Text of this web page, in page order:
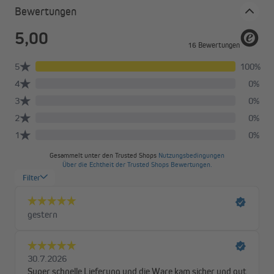
Aus welchem Material besteht das
Fliegenfenstergitter Schiebfix / Easy Slide und
Das Fliegenfenstergitter Easy Slide besteht aus einem robusten
Aluminiumrahmen und einem strapazierfähigen, Netzgewebe
aus schwarzem Fiberglas. Der Rahmen ist in Weiß, Silber oder
Bewertungen